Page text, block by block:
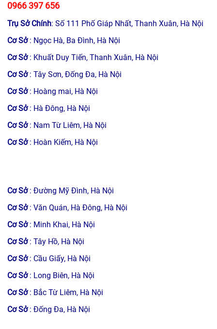
0966 397 656
Trụ Sở Chính: Số 111 Phố Giáp Nhất, Thanh Xuân, Hà Nội
Cơ Sở : Ngọc Hà, Ba Đình, Hà Nội
Cơ Sở : Khuất Duy Tiến, Thanh Xuân, Hà Nội
Cơ Sở : Tây Sơn, Đống Đa, Hà Nội
Cơ Sở: Hoàng mai, Hà Nội
Cơ Sở : Hà Đông, Hà Nội
Cơ Sở : Nam Từ Liêm, Hà Nội
Cơ Sở : Hoàn Kiếm, Hà Nội
Cơ Sở : Đường Mỹ Đình, Hà Nội
Cơ Sở : Văn Quán, Hà Đông, Hà Nội
Cơ Sở : Minh Khai, Hà Nội
Cơ Sở : Tây Hồ, Hà Nội
Cơ Sở: Cầu Giấy, Hà Nội
Cơ Sở : Long Biên, Hà Nội
Cơ Sở : Bắc Từ Liêm, Hà Nội
Cơ Sở : Đống Đa, Hà Nội